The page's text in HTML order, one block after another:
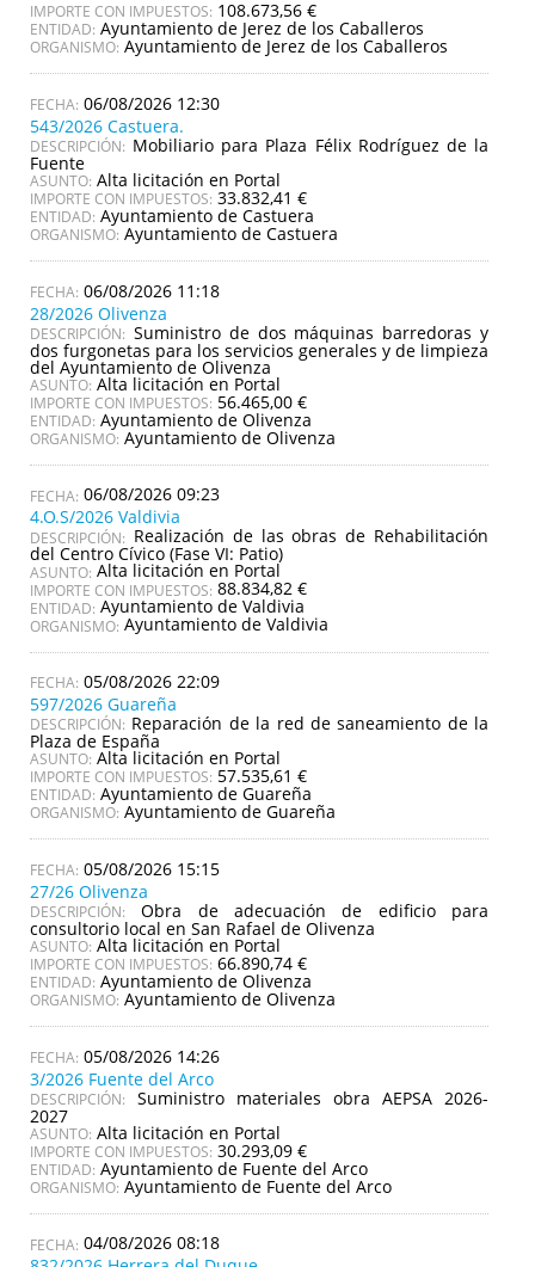
IMPORTE CON IMPUESTOS: 108.673,56 €
ENTIDAD: Ayuntamiento de Jerez de los Caballeros
ORGANISMO: Ayuntamiento de Jerez de los Caballeros
06/08/2026 12:30
543/2026 Castuera.
DESCRIPCIÓN: Mobiliario para Plaza Félix Rodríguez de la
Fuente
ASUNTO: Alta licitación en Portal
IMPORTE CON IMPUESTOS: 33.832,41 €
ENTIDAD: Ayuntamiento de Castuera
ORGANISMO: Ayuntamiento de Castuera
06/08/2026 11:18
28/2026 Olivenza
DESCRIPCIÓN: Suministro de dos máquinas barredoras y
dos furgonetas para los servicios generales y de limpieza
del Ayuntamiento de Olivenza
ASUNTO: Alta licitación en Portal
IMPORTE CON IMPUESTOS: 56.465,00 €
ENTIDAD: Ayuntamiento de Olivenza
ORGANISMO: Ayuntamiento de Olivenza
06/08/2026 09:23
4.O.S/2026 Valdivia
DESCRIPCIÓN: Realización de las obras de Rehabilitación
del Centro Cívico (Fase VI: Patio)
ASUNTO: Alta licitación en Portal
IMPORTE CON IMPUESTOS: 88.834,82 €
ENTIDAD: Ayuntamiento de Valdivia
ORGANISMO: Ayuntamiento de Valdivia
05/08/2026 22:09
597/2026 Guareña
DESCRIPCIÓN: Reparación de la red de saneamiento de la
Plaza de España
ASUNTO: Alta licitación en Portal
IMPORTE CON IMPUESTOS: 57.535,61 €
ENTIDAD: Ayuntamiento de Guareña
ORGANISMO: Ayuntamiento de Guareña
05/08/2026 15:15
27/26 Olivenza
DESCRIPCIÓN: Obra de adecuación de edificio para
consultorio local en San Rafael de Olivenza
ASUNTO: Alta licitación en Portal
IMPORTE CON IMPUESTOS: 66.890,74 €
ENTIDAD: Ayuntamiento de Olivenza
ORGANISMO: Ayuntamiento de Olivenza
05/08/2026 14:26
3/2026 Fuente del Arco
DESCRIPCIÓN: Suministro materiales obra AEPSA 2026-
2027
ASUNTO: Alta licitación en Portal
IMPORTE CON IMPUESTOS: 30.293,09 €
ENTIDAD: Ayuntamiento de Fuente del Arco
ORGANISMO: Ayuntamiento de Fuente del Arco
04/08/2026 08:18